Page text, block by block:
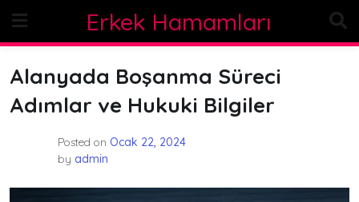
content
Erkek Hamamları
Alanyada Boşanma Süreci
Adımlar ve Hukuki Bilgiler
Posted on Ocak 22, 2024
by admin